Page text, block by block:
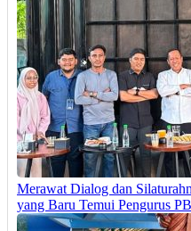
Merawat Dialog dan
yang Baru Temui Pengurus